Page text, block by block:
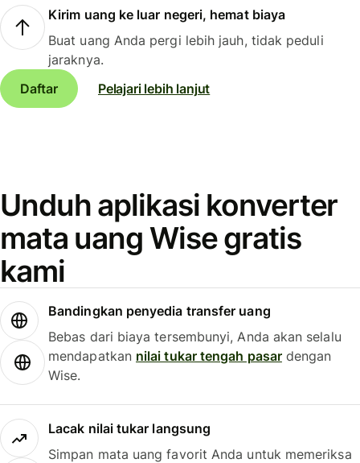
Kirim uang ke luar negeri, hemat biaya
Buat uang Anda pergi lebih jauh, tidak peduli
jaraknya.
Daftar
Pelajari lebih lanjut
Unduh aplikasi konverter
mata uang Wise gratis
kami
Bandingkan penyedia transfer uang
Bebas dari biaya tersembunyi, Anda akan selalu
mendapatkan nilai tukar tengah pasardengan
Wise.
Lacak nilai tukar langsung
Simpan mata uang favorit Anda untuk memeriksa